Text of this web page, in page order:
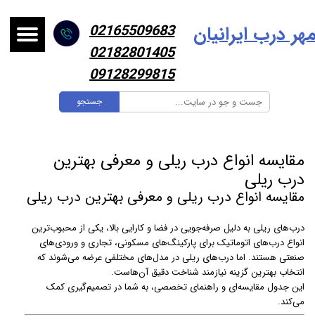
جستجو
درب ایرانیان
02165509683
02182801405
09128299815
مقایسه انواع درب ریلی و معرفی بهترین
درب ریلی
مقایسه انواع درب ریلی و معرفی بهترین درب ریلی
درب‌های ریلی به دلیل صرفه‌جویی در فضا و کارایی بالا، یکی از محبوب‌ترین
انواع درب‌های اتوماتیک برای پارکینگ‌های مسکونی، تجاری و ورودی‌های
صنعتی هستند. اما درب‌های ریلی در مدل‌های مختلفی عرضه می‌شوند که
انتخاب بهترین گزینه نیازمند شناخت دقیق آن‌هاست.
این جدول مقایسه‌ای و راهنمای تخصصی، به شما در تصمیم‌گیری کمک
می‌کند.